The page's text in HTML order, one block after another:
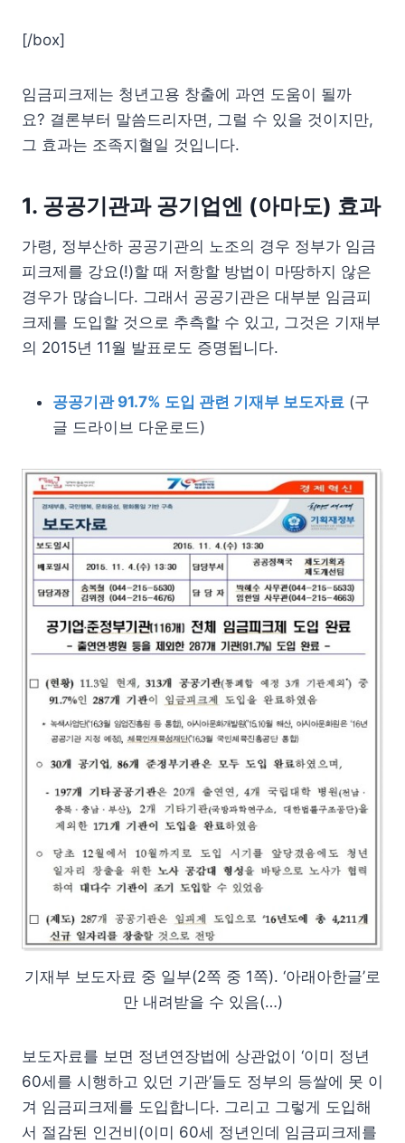
[/box]
임금피크제는 청년고용 창출에 과연 도움이 될까
요? 결론부터 말씀드리자면, 그럴 수 있을 것이지만,
그 효과는 조족지혈일 것입니다.
1. 공공기관과 공기업엔 (아마도) 효과
가령, 정부산하 공공기관의 노조의 경우 정부가 임금
피크제를 강요(!)할 때 저항할 방법이 마땅하지 않은
경우가 많습니다. 그래서 공공기관은 대부분 임금피
크제를 도입할 것으로 추측할 수 있고, 그것은 기재부
의 2015년 11월 발표로도 증명됩니다.
공공기관 91.7% 도입 관련 기재부 보도자료 (구
글 드라이브 다운로드)
기재부 보도자료 중 일부(2쪽 중 1쪽). ‘아래아한글’로
만 내려받을 수 있음(…)
보도자료를 보면 정년연장법에 상관없이 ‘이미 정년
60세를 시행하고 있던 기관’들도 정부의 등쌀에 못 이
겨 임금피크제를 도입합니다. 그리고 그렇게 도입해
서 절감된 인건비(이미 60세 정년인데 임금피크제를